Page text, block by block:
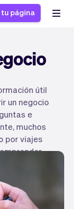
de registro
pedidos
reservas
de
de citas
tu página
útil
un negocio
e
muchos
por viajes